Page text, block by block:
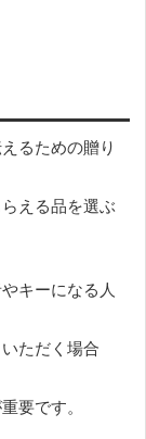
るための贈り
える品を選ぶ
キーになる人
ただく場合
要です。